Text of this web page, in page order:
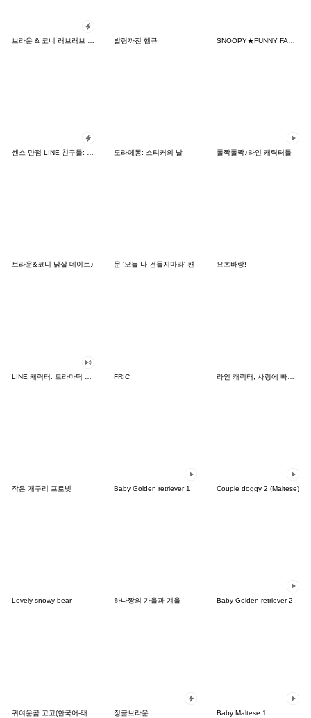
발랑까진 햄규
도라에몽: 스티커의 날 폴짝폴짝♪라인 캐릭터들
브라운&코니 닭살 데이트♪ 문 '오늘 나 건들지마라' 편 요츠바랑!
FRIC 라인 캐릭터, 사랑에 빠지다!
작은 개구리 프로빗 Baby Golden retriever 1 Couple doggy 2 (Maltese)
Lovely snowy bear 하나짱의 가을과 겨울 Baby Golden retriever 2
정글브라운 Baby Maltese 1